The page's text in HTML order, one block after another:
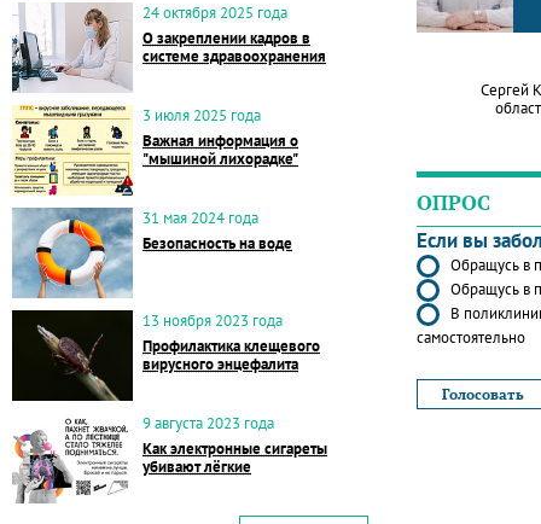
24 октября 2025 года
О закреплении кадров в
системе здравоохранения
3 июля 2025 года
Важная информация о
"мышиной лихорадке"
31 мая 2024 года
Безопасность на воде
13 ноября 2023 года
Профилактика клещевого
вирусного энцефалита
9 августа 2023 года
Как электронные сигареты
убивают лёгкие
Сергей
ОПРОС
Если вы
Обращусь в
Обращусь в
В
самостоятельно